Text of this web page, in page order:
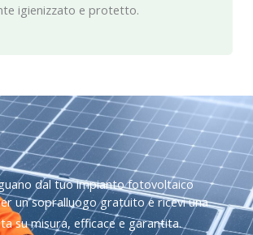
igienizzato e protetto.
dal tuo impianto fotovoltaico
un sopralluogo gratuito e ricevi una
su misura, efficace e garantita.